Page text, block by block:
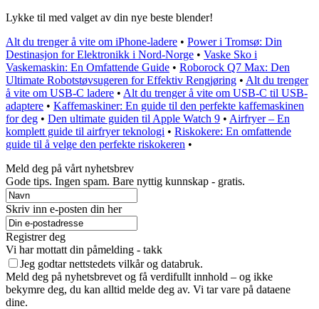
Lykke til med valget av din nye beste blender!
Alt du trenger å vite om iPhone-ladere • Power i Tromsø: Din
Destinasjon for Elektronikk i Nord-Norge • Vaske Sko i
Vaskemaskin: En Omfattende Guide • Roborock Q7 Max: Den
Ultimate Robotstøvsugeren for Effektiv Rengjøring • Alt du trenger
å vite om USB-C ladere • Alt du trenger å vite om USB-C til USB-
adaptere • Kaffemaskiner: En guide til den perfekte kaffemaskinen
for deg • Den ultimate guiden til Apple Watch 9 • Airfryer – En
komplett guide til airfryer teknologi • Riskokere: En omfattende
guide til å velge den perfekte riskokeren •
Meld deg på vårt nyhetsbrev
Gode ​​tips. Ingen spam. Bare nyttig kunnskap - gratis.
Skriv inn e-posten din her
Registrer deg
Vi har mottatt din påmelding - takk
Jeg godtar nettstedets vilkår og databruk.
Meld deg på nyhetsbrevet og få verdifullt innhold – og ikke
bekymre deg, du kan alltid melde deg av. Vi tar vare på dataene
dine.